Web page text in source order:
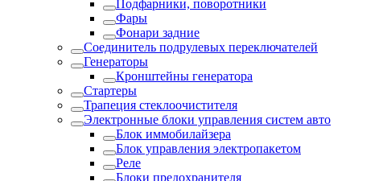
Подфарники, поворотники
Фары
Фонари задние
Соединитель подрулевых переключателей
Генераторы
Кронштейны генератора
Стартеры
Трапеция стеклоочистителя
Электронные блоки управления систем авто
Блок иммобилайзера
Блок управления электропакетом
Реле
Блоки предохранителя